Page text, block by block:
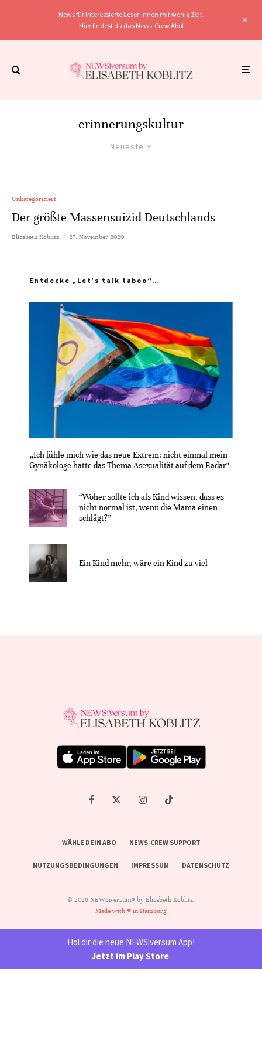
News für interessierte Leser:innen mit wenig Zeit.
Hier findest du das News-Crew Abo!
erinnerungskultur
Neueste
Unkategorisiert
Der größte Massensuizid Deutschlands
Elisabeth Koblitz · 27. November 2020
Entdecke „Let’s talk taboo“…
„Ich fühle mich wie das neue Extrem: nicht einmal mein
Gynäkologe hatte das Thema Asexualität auf dem Radar“
“Woher sollte ich als Kind wissen, dass es
nicht normal ist, wenn die Mama einen
schlägt?”
Ein Kind mehr, wäre ein Kind zu viel
WÄHLE DEIN ABO NEWS-CREW SUPPORT
NUTZUNGSBEDINGUNGEN IMPRESSUM DATENSCHUTZ
© 2026 NEWSiversum® by Elisabeth Koblitz.
Made with ♥ in Hamburg
Hol dir die neue NEWSiversum App!
Jetzt im Play Store.